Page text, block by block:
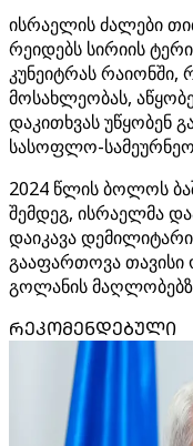
ისრაელის ძალები
რეიდებს სირიის
კუნეიტრას რაიონში,
მოსახლეობას,
დაკითხვას უწყობენ
სასოფლო-
2024 წლის ბოლოს
შემდეგ, ისრაელმა
დაიკავა
გააფართოვა თავისი
გოლანის
ᲠᲔᲙᲝᲛᲔᲜᲓᲔᲑᲣᲚᲘ